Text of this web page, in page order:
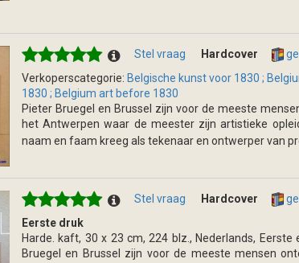
Stel vraag Hardcover
Verkoperscategorie: Belgische kunst voor 1830 ;
1830 ; Belgium art before 1830
Pieter Bruegel en Brussel zijn voor de meeste
het Antwerpen waar de meester zijn artistieke
naam en faam kreeg als tekenaar en ontwerper van
Stel vraag Hardcover
Eerste druk
Harde. kaft, 30 x 23 cm, 224 blz., Nederlands,
Bruegel en Brussel zijn voor de meeste mensen